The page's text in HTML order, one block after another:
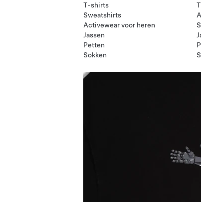
T-shirts
Sweatshirts
Activewear voor heren
Jassen
Petten
Sokken